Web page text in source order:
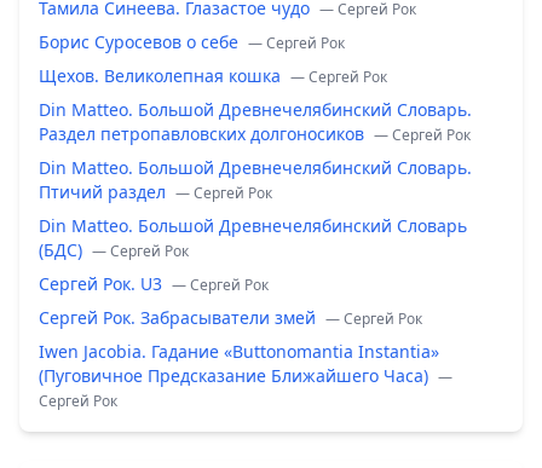
Тамила Синеева. Глазастое чудо — Сергей Рок
Борис Суросевов о себе — Сергей Рок
Щехов. Великолепная кошка — Сергей Рок
Din Matteo. Большой Древнечелябинский Словарь.
Раздел петропавловских долгоносиков — Сергей Рок
Din Matteo. Большой Древнечелябинский Словарь.
Птичий раздел — Сергей Рок
Din Matteo. Большой Древнечелябинский Словарь
(БДС) — Сергей Рок
Сергей Рок. U3 — Сергей Рок
Сергей Рок. Забрасыватели змей — Сергей Рок
Iwen Jacobia. Гадание «Buttonomantia Instantia»
(Пуговичное Предсказание Ближайшего Часа) —
Сергей Рок